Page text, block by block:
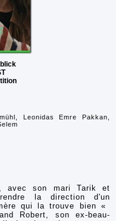
Leonidas Emre Pakkan,
son mari Tarik et
la direction d'un
qui la trouve bien «
Robert, son ex-beau-